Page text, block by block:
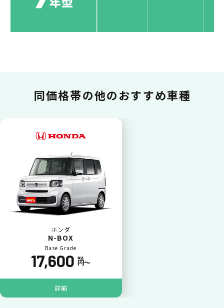
ポイント還元
カードで支払い
普段のお買い物同様、お車の月々利用料をカ
ード払いが可能です。
同価格帯の他のおすすめ車種
ホンダ
N-BOX
Base Grade
17,600 税込
円〜
詳細